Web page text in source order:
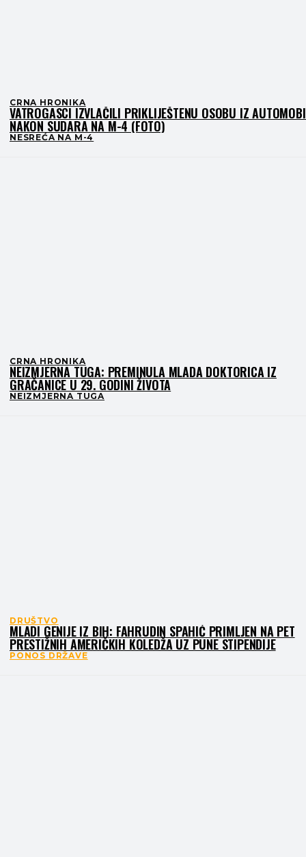
CRNA HRONIKA
VATROGASCI IZVLAČILI PRIKLIJEŠTENU OSOBU IZ
NAKON SUDARA NA M-4 (FOTO)
NESREĆA NA M-4
CRNA HRONIKA
NEIZMJERNA TUGA: PREMINULA MLADA DOKTORICA IZ
GRAČANICE U 29. GODINI ŽIVOTA
NEIZMJERNA TUGA
DRUŠTVO
MLADI GENIJE IZ BIH: FAHRUDIN SPAHIĆ PRIMLJEN NA PET
PRESTIŽNIH AMERIČKIH KOLEDŽA UZ PUNE STIPENDIJE
PONOS DRŽAVE